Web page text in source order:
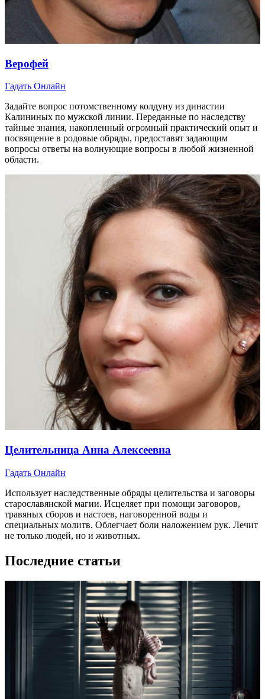
Верофей
Гадать Онлайн
Задайте вопрос потомственному колдуну из династии
Калининых по мужской линии. Переданные по наследству
тайные знания, накопленный огромный практический опыт и
посвящение в родовые обряды, предоставят задающим
вопросы ответы на волнующие вопросы в любой жизненной
области.
Целительница Анна Алексеевна
Гадать Онлайн
Использует наследственные обряды целительства и заговоры
старославянской магии. Исцеляет при помощи заговоров,
травяных сборов и настоев, наговоренной воды и
специальных молитв. Облегчает боли наложением рук. Лечит
не только людей, но и животных.
Последние статьи